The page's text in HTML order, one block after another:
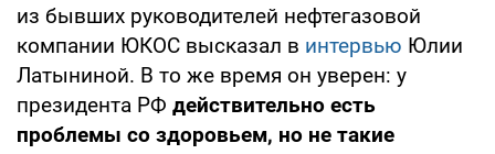
из бывших руководителей нефтегазовой
компании ЮКОС высказал в интервью Юлии
Латыниной. В то же время он уверен: у
президента РФ действительно есть
проблемы со здоровьем, но не такие